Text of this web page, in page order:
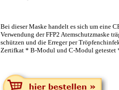
Bei dieser Maske handelt es sich um eine
Verwendung der FFP2 Atemschutzmaske
schützen und die Erreger per
Zertifkat * B-Modul und C-Modul getestet